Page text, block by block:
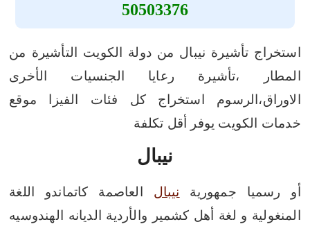
50503376
استخراج تأشيرة نيبال من دولة الكويت التأشيرة من
المطار ،تأشيرة رعايا الجنسيات الأخرى
الاوراق،الرسوم استخراج كل فئات الفيزا موقع
خدمات الكويت يوفر أقل تكلفة
نيبال
أو رسميا جمهورية نيبال العاصمة كاتماندو اللغة
المنغولية و لغة أهل كشمير والأردية الديانه الهندوسيه